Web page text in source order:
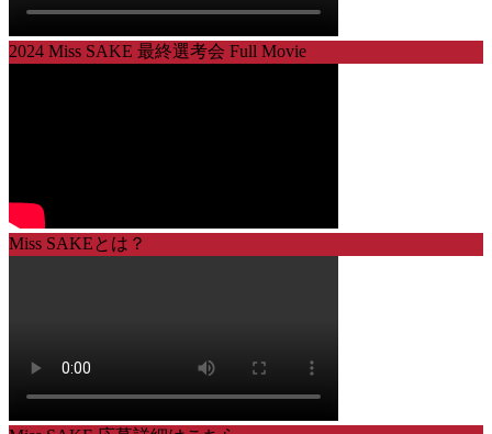
2024 Miss SAKE 最終選考会 Full Movie
Miss SAKEとは？